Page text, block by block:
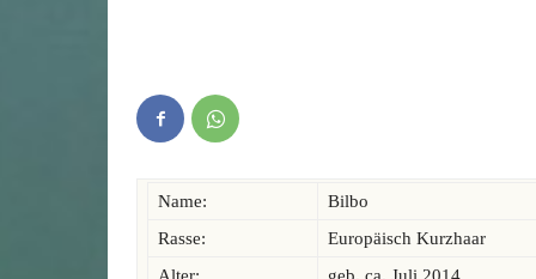
Name:
Bilbo
Rasse:
Europäisch Kurzhaar